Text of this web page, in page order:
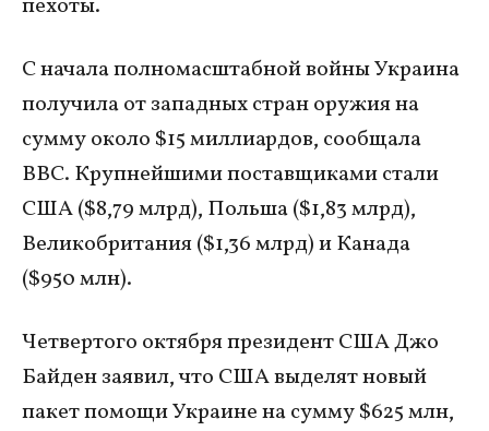
пехоты.
С начала полномасштабной войны Украина
получила от западных стран оружия на
сумму около $15 миллиардов, сообщала
ВВС. Крупнейшими поставщиками стали
США ($8,79 млрд), Польша ($1,83 млрд),
Великобритания ($1,36 млрд) и Канада
($950 млн).
Четвертого октября президент США Джо
Байден заявил, что США выделят новый
пакет помощи Украине на сумму $625 млн,